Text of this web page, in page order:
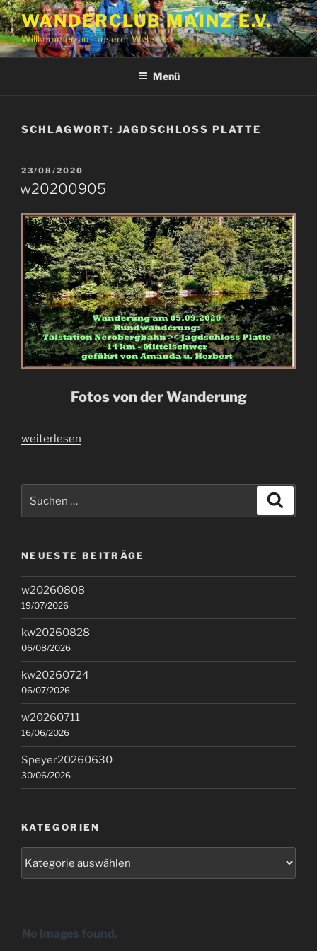
Zum
Inhalt
springen
WANDERCLUB MAINZ E.V.
Willkommen auf unserer Website
Menü
SCHLAGWORT: JAGDSCHLOSS PLATTE
VERÖFFENTLICHT
AM
23/08/2020
w20200905
Fotos von der Wanderung
„w20200905“
weiterlesen
nach:
NEUESTE BEITRÄGE
w20260808
19/07/2026
kw20260828
06/08/2026
kw20260724
06/07/2026
w20260711
16/06/2026
Speyer20260630
30/06/2026
KATEGORIEN
No Images found.